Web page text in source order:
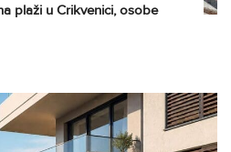
plaži u Crikvenici, osobe